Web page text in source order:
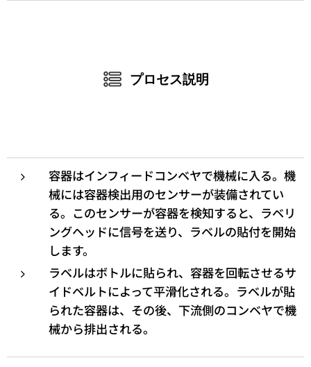
プロセス説明
容器はインフィードコンベヤで機械に入る。機
械には容器検出用のセンサーが装備されてい
る。このセンサーが容器を検知すると、ラベリ
ングヘッドに信号を送り、ラベルの貼付を開始
します。
ラベルはボトルに貼られ、容器を回転させるサ
イドベルトによって平滑化される。ラベルが貼
られた容器は、その後、下流側のコンベヤで機
械から排出される。